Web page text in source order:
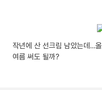
작년에 산 선크림 남았는데…올
여름 써도 될까?